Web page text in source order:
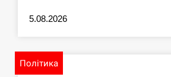
5.08.2026
Політика